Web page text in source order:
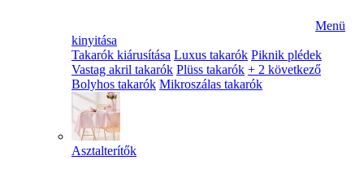
Menü
kinyitása
Takarók kiárusítása Luxus takarók Piknik plédek
Vastag akril takarók Plüss takarók + 2 következő
Bolyhos takarók Mikroszálas takarók
Asztalterítők